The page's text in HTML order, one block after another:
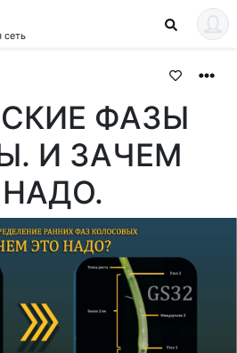
сеть
ФАЗЫ
И ЗАЧЕМ